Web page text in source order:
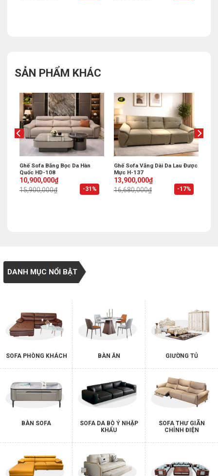
SẢN PHẨM KHÁC
-31%
Ghế Sofa Băng Bọc Da Hàn
Quốc HD-108
15,900,000₫
Original
price
was:
10,900,000₫
Current
price
is:
-17%
Ghế Sofa Văng Dài Da Lau Được
Mực H-137
16,680,000₫
Original
price
was:
13,900,000₫
Current
price
is:
DANH MỤC NỔI BẬT
SOFA PHÒNG KHÁCH BÀN ĂN GIƯỜNG TỦ
BÀN SOFA
SOFA DA BÒ Ý NHẬP
KHẨU
SOFA THƯ GIÃN
CHỈNH ĐIỆN